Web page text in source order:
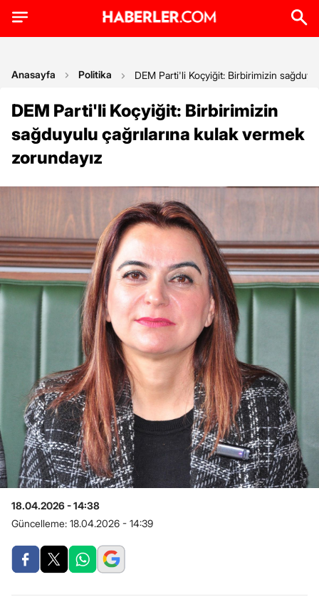
Anasayfa Politika DEM Parti'li Koçyiğit: Birbirimizin
DEM Parti'li Koçyiğit: Birbirimizin
sağduyulu çağrılarına kulak vermek
zorundayız
18.04.2026 - 14:38
Güncelleme: 18.04.2026 - 14:39